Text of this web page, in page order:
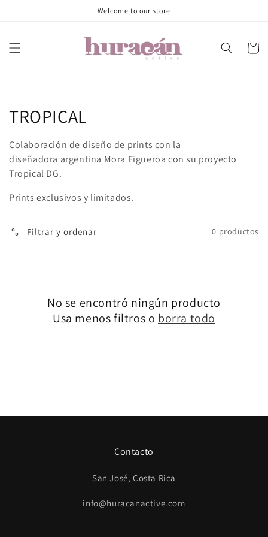
Welcome to our store
Carrito
Colección:
TROPICAL
Colaboración de diseño de prints con la
diseñadora argentina Mora Figueroa con su proyecto
Tropical DG.
Prints exclusivos y limitados.
Filtrar y ordenar 0 productos
No se encontró ningún producto
Usa menos filtros o borra todo
Contacto
San José, Costa Rica
info@huracanactive.com